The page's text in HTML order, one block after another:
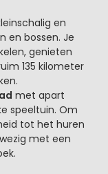
en
en bossen. Je
genieten
135 kilometer
met apart
speeltuin. Om
tot het huren
met een